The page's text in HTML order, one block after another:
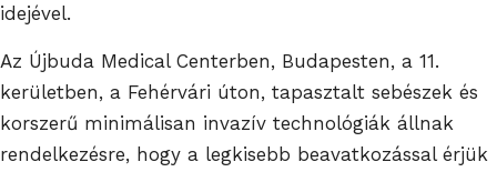
idejével.
Az Újbuda Medical Centerben, Budapesten, a 11.
kerületben, a Fehérvári úton, tapasztalt sebészek és
korszerű minimálisan invazív technológiák állnak
rendelkezésre, hogy a legkisebb beavatkozással érjük